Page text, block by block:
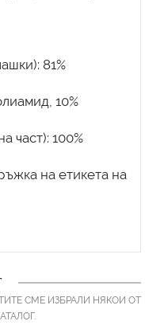
81%
10%
част): 100%
на етикета на
СМЕ ИЗБРАЛИ НЯКОИ ОТ